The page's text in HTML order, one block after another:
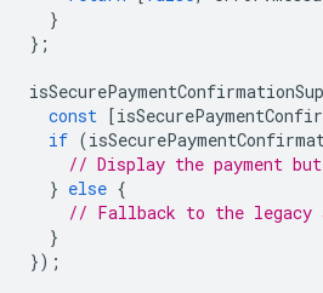
}
};
const
[
if (
// Display the payment
} else {
// Fallback to the legacy
}
});